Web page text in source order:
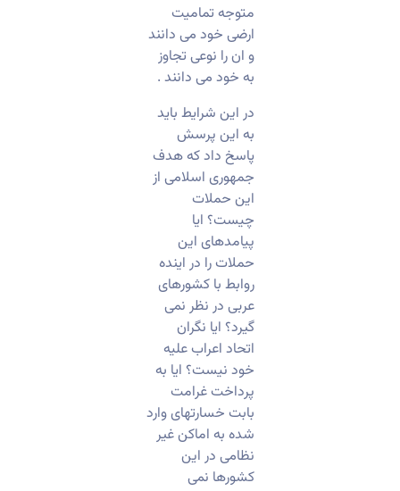
متوجه تمامیت
ارضی خود می دانند
و ان را نوعی تجاوز
به خود می دانند .
در این شرایط باید
به این پرسش
پاسخ داد که هدف
جمهوری اسلامی از
این حملات
چیست؟ ایا
پیامدهای این
حملات را در اینده
روابط با کشورهای
عربی در نظر نمی
گیرد؟ ایا نگران
اتحاد اعراب علیه
خود نیست؟ ایا به
پرداخت غرامت
بابت خسارتهای وارد
شده به اماکن غیر
نظامی در این
کشورها نمی